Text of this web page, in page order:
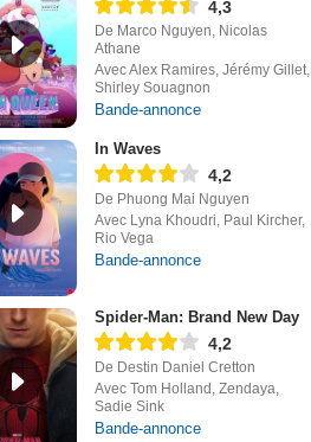
4,3
De Marco Nguyen, Nicolas
Athane
Avec Alex Ramires, Jérémy Gillet,
Shirley Souagnon
Bande-annonce
In Waves
4,2
De Phuong Mai Nguyen
Avec Lyna Khoudri, Paul Kircher,
Rio Vega
Bande-annonce
Spider-Man: Brand New Day
4,2
De Destin Daniel Cretton
Avec Tom Holland, Zendaya,
Sadie Sink
Bande-annonce